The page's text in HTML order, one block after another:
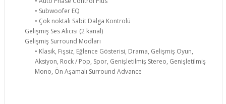
• Subwoofer EQ
• Çok noktalı Sabit Dalga Kontrolü
Gelişmiş Ses Alıcısı (2 kanal)
Gelişmiş Surround Modları
• Klasik, Fişsiz, Eğlence Gösterisi, Drama, Gelişmiş Oyun,
Aksiyon, Rock / Pop, Spor, Genişletilmiş Stereo, Genişletilmiş
Mono, Ön Aşamalı Surround Advance